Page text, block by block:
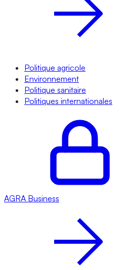
Politique agricole
Environnement
Politique sanitaire
Politiques internationales
AGRA Business